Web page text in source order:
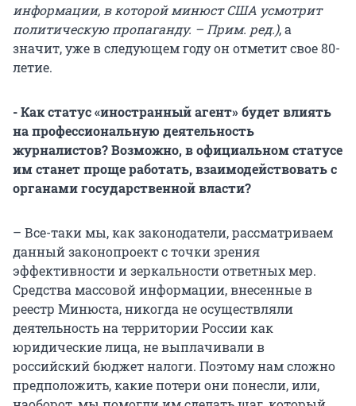
информации, в которой минюст США усмотрит
политическую пропаганду. – Прим. ред.), а
значит, уже в следующем году он отметит свое 80-
летие.
- Как статус «иностранный агент» будет влиять
на профессиональную деятельность
журналистов? Возможно, в официальном статусе
им станет проще работать, взаимодействовать с
органами государственной власти?
– Все-таки мы, как законодатели, рассматриваем
данный законопроект с точки зрения
эффективности и зеркальности ответных мер.
Средства массовой информации, внесенные в
реестр Минюста, никогда не осуществляли
деятельность на территории России как
юридические лица, не выплачивали в
российский бюджет налоги. Поэтому нам сложно
предположить, какие потери они понесли, или,